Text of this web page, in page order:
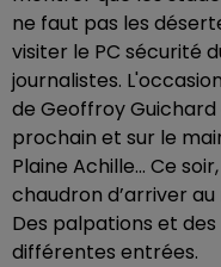
ne faut pas les
visiter le PC sécurité
journalistes.
de Geoffroy Guichard
prochain et sur le
Plaine Achille... Ce
chaudron d’arriver au
Des palpations et
différentes entrées.